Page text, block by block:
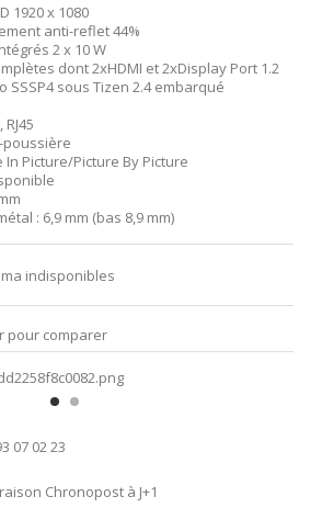
1920 x 1080
anti-reflet 44%
2 x 10 W
dont 2xHDMI et 2xDisplay Port 1.2
SSSP4 sous Tizen 2.4 embarqué
poussière
In Picture/Picture By Picture
: 6,9 mm (bas 8,9 mm)
indisponibles
pour comparer
07 02 23
Chronopost à J+1